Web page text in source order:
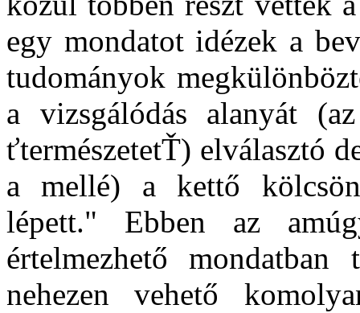
egy mondatot idézek a
tudományok
a vizsgálódás alanyát
ťtermészetetŤ) elválasztó
a mellé) a kettő
lépett." Ebben az
értelmezhető
nehezen vehető